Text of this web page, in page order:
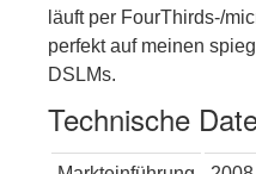
läuft per FourThirds-/
perfekt auf meinen
DSLMs.
Technische